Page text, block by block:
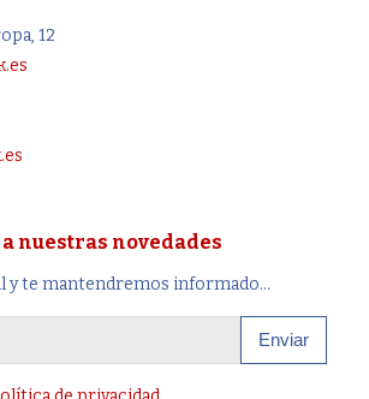
12
nuestras novedades
y te mantendremos informado...
Enviar